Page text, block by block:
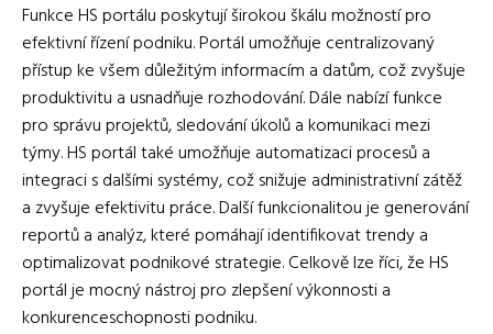
Funkce HS portálu poskytují širokou škálu možností pro
efektivní řízení podniku. Portál umožňuje centralizovaný
přístup ke všem důležitým informacím a datům, což zvyšuje
produktivitu a usnadňuje rozhodování. Dále nabízí funkce
pro správu projektů, sledování úkolů a komunikaci mezi
týmy. HS portál také umožňuje automatizaci procesů a
integraci s dalšími systémy, což snižuje administrativní zátěž
a zvyšuje efektivitu práce. Další funkcionalitou je generování
reportů a analýz, které pomáhají identifikovat trendy a
optimalizovat podnikové strategie. Celkově lze říci, že HS
portál je mocný nástroj pro zlepšení výkonnosti a
konkurenceschopnosti podniku.